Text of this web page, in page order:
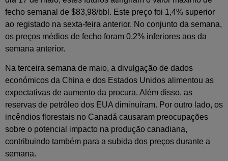
fecho semanal de $83,98/bbl. Este preço foi 1,4% superior
ao registado na sexta-feira anterior. No conjunto da semana,
os preços médios de fecho foram 0,2% inferiores aos da
semana anterior.
Na terceira semana de maio, a divulgação de dados
económicos da China e dos Estados Unidos alimentou as
expectativas de aumento da procura. Além disso, as
reservas de petróleo dos EUA diminuíram. Por outro lado, os
incêndios florestais no Canadá causaram preocupações
sobre o potencial impacto na produção canadiana,
contribuindo também para a subida dos preços durante a
semana.